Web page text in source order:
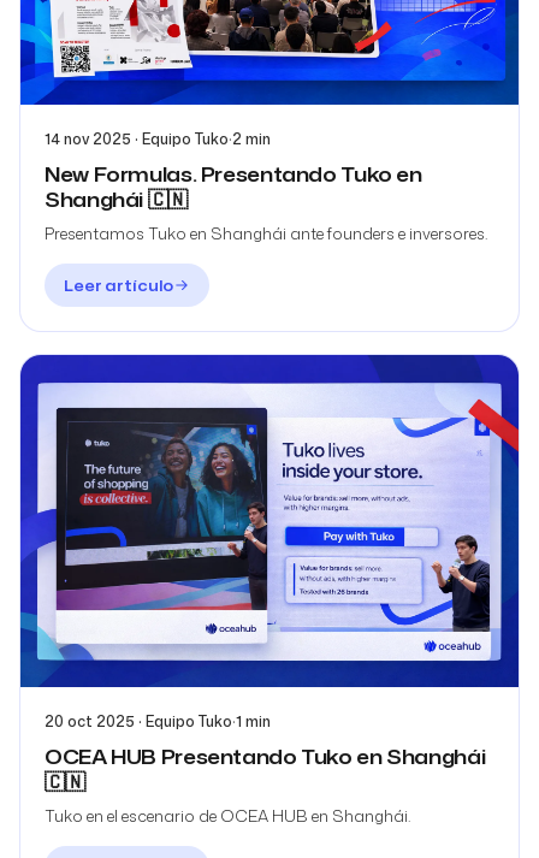
14 nov 2025 · Equipo Tuko·2 min
New Formulas. Presentando Tuko en
Shanghái 🇨🇳
Presentamos Tuko en Shanghái ante founders e inversores.
Leer artículo
20 oct 2025 · Equipo Tuko·1 min
OCEA HUB Presentando Tuko en Shanghái
🇨🇳
Tuko en el escenario de OCEA HUB en Shanghái.